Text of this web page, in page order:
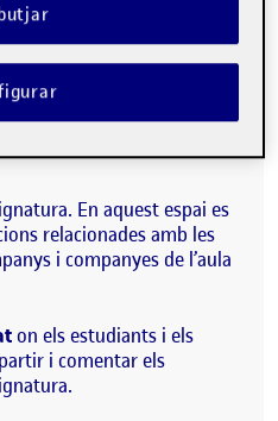
En aquest espai es
relacionades amb les
i companyes de l’aula
on els estudiants i els
i comentar els